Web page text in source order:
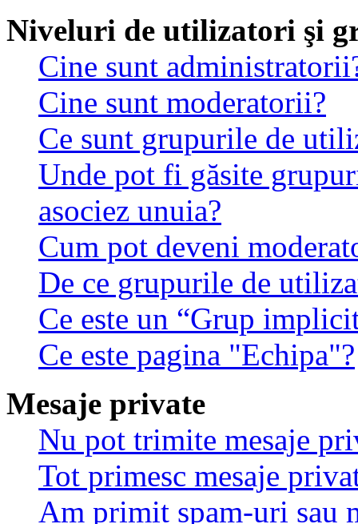
Niveluri de utilizatori şi
Cine sunt
Cine sunt moderatorii?
Ce sunt grupurile de
Unde pot fi găsite
asociez unuia?
Cum pot deveni
De ce grupurile de
Ce este un “Grup
Ce este pagina "Echipa"?
Mesaje private
Nu pot trimite mesaje
Tot primesc mesaje
Am primit spam-uri sau